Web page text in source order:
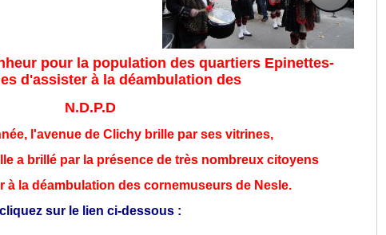
pour la population des quartiers Epinettes-
d'assister à la déambulation des
N.D.P.D
l'avenue de Clichy brille par ses vitrines,
a brillé par la présence de très nombreux citoyens
la déambulation des cornemuseurs de Nesle.
cliquez sur le lien ci-dessous :